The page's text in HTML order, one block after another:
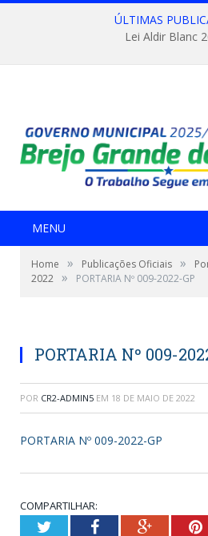
ÚLTIMAS
Lei Aldir Blanc
MENU
Home » Publicações Oficiais »
2022 » PORTARIA Nº 009-2022-GP
PORTARIA Nº 009-
POR CR2-ADMIN5 EM 18 DE MAIO DE 2022
PORTARIA Nº 009-2022-GP
COMPARTILHAR:
TwitterFacebookGoogle+